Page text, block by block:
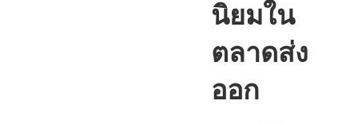
นิยมใน
ตลาดส่ง
ออก